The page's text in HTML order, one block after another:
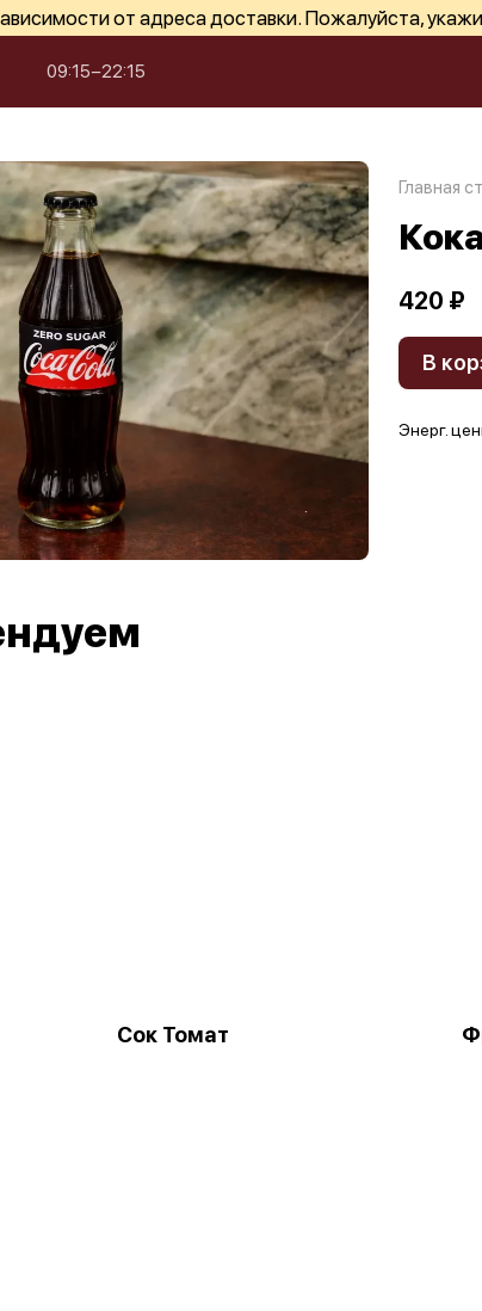
от адреса доставки. Пожалуйста,
09:15−22:15
Главная
420 ₽
В
Энерг.
Сок Томат